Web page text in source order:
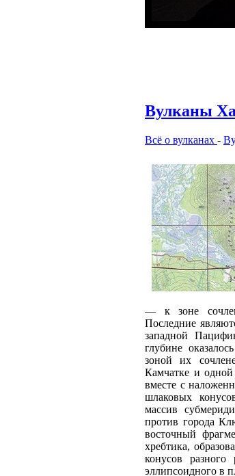
Вулканы
Всё о вулканах -
— к зоне
Последние
западной
глубине
зоной их
Камчатке и
вместе с
шлаковых
массив
против города
восточный
хребтика,
конусов
эллипсоидного в